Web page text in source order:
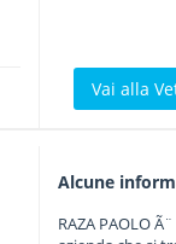
Vai alla
Alcune
RAZA PAOLO